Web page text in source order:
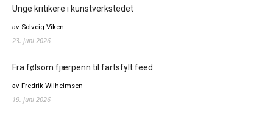
Unge kritikere i kunstverkstedet
av Solveig Viken
23. juni 2026
Fra følsom fjærpenn til fartsfylt feed
av Fredrik Wilhelmsen
19. juni 2026